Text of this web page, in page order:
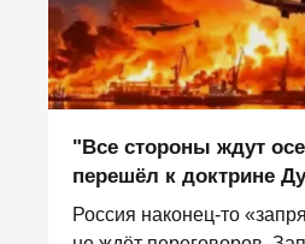
"Все стороны ждут
перешёл к доктрине
Россия наконец-то